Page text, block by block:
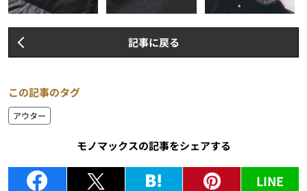
記事に戻る
この記事のタグ
アウター
モノマックスの記事をシェアする
LINE